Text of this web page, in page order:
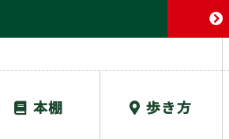
本棚 歩き方